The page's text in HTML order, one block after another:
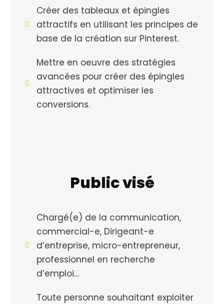
Créer des tableaux et épingles
attractifs en utilisant les principes de
base de la création sur Pinterest.
Mettre en oeuvre des stratégies
avancées pour créer des épingles
attractives et optimiser les
conversions.
Public visé
Chargé(e) de la communication,
commercial-e, Dirigeant-e
d’entreprise, micro-entrepreneur,
professionnel en recherche
d’emploi…
Toute personne souhaitant exploiter